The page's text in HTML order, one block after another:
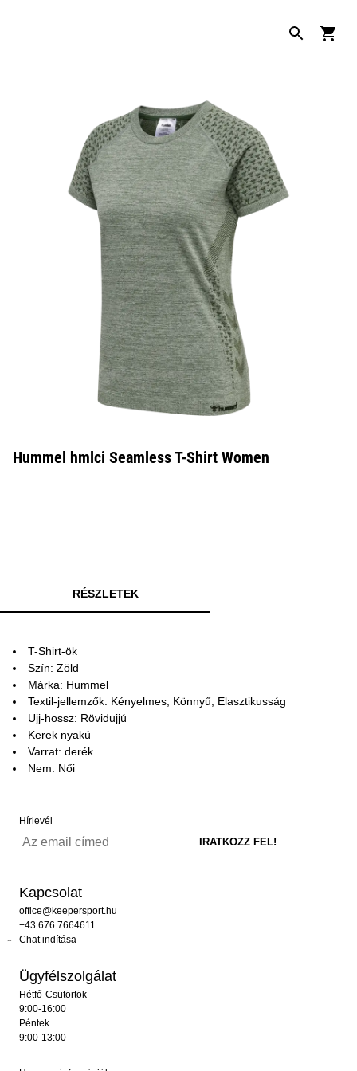
Hummel hmlci Seamless T-Shirt Women
RÉSZLETEK
T-Shirt-ök
Szín: Zöld
Márka: Hummel
Textil-jellemzők: Kényelmes, Könnyű, Elasztikusság
Ujj-hossz: Rövidujjú
Kerek nyakú
Varrat: derék
Nem: Női
Hírlevél
Kapcsolat
office@keepersport.hu
+43 676 7664611
Chat indítása
Ügyfélszolgálat
Hétfő-Csütörtök
9:00-16:00
Péntek
9:00-13:00